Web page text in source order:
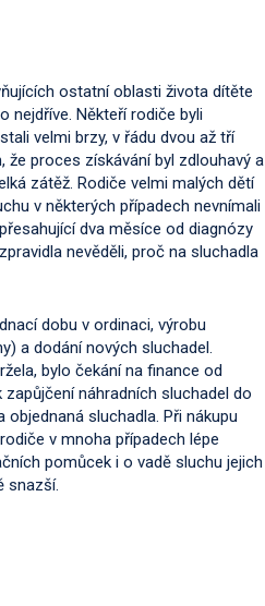
ostatní oblasti života dítěte
nejdříve. Někteří rodiče byli
velmi brzy, v řádu dvou až tří
proces získávání byl zdlouhavý a
zátěž. Rodiče velmi malých dětí
v některých případech nevnímali
dva měsíce od diagnózy
nevěděli, proč na sluchadla
dobu v ordinaci, výrobu
a dodání nových sluchadel.
bylo čekání na finance od
náhradních sluchadel do
objednaná sluchadla. Při nákupu
v mnoha případech lépe
pomůcek i o vadě sluchu jejich
snazší.